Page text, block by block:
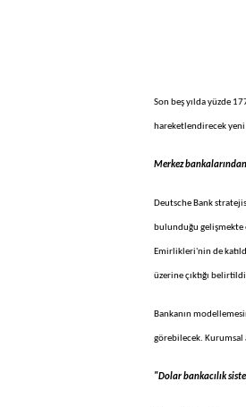
Son beş yılda yüzde
hareketlendirecek yeni
Merkez
Deutsche Bank
bulunduğu gelişmekte
Emirlikleri'nin de
üzerine çıktığı
Bankanın
görebilecek. Kurumsal
"Dolar bankacılık